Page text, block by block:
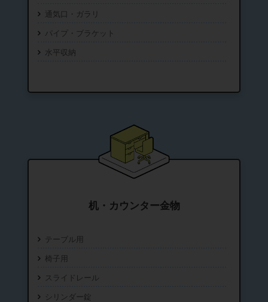
通気口・ガラリ
パイプ・ブラケット
水平収納
机・カウンター金物
テーブル用
椅子用
スライドレール
シリンダー錠